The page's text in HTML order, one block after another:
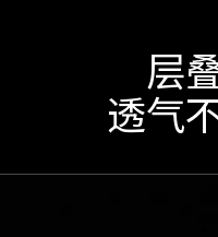
层
透气